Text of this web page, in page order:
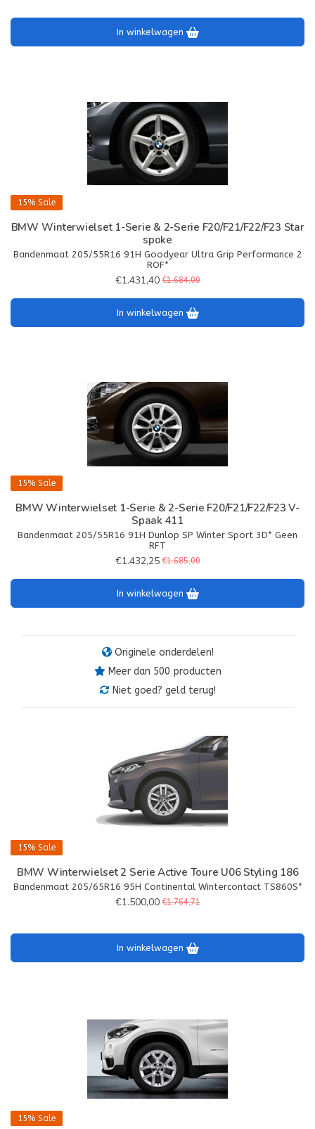
In winkelwagen
15% Sale
BMW Winterwielset 1-Serie & 2-Serie F20/F21/F22/F23 Star
spoke
Bandenmaat 205/55R16 91H Goodyear Ultra Grip Performance 2
ROF*
€1.431,40 €1.684,00
In winkelwagen
15% Sale
BMW Winterwielset 1-Serie & 2-Serie F20/F21/F22/F23 V-
Spaak 411
Bandenmaat 205/55R16 91H Dunlop SP Winter Sport 3D* Geen
RFT
€1.432,25 €1.685,00
In winkelwagen
Originele onderdelen!
Meer dan 500 producten
Niet goed? geld terug!
15% Sale
BMW Winterwielset 2 Serie Active Toure U06 Styling 186
Bandenmaat 205/65R16 95H Continental Wintercontact TS860S*
€1.500,00 €1.764,71
In winkelwagen
15% Sale